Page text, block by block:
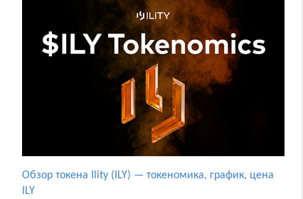
Обзор токена Ility (ILY) — токеномика, график, цена
ILY